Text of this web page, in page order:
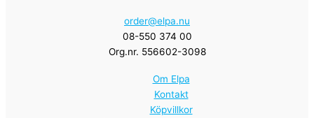
order@elpa.nu
08-550 374 00
Org.nr. 556602-3098
Om Elpa
Kontakt
Köpvillkor